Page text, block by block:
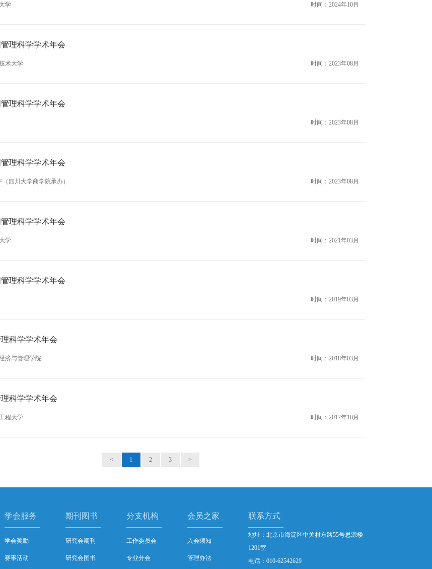
学 时间：2024年10月
理科学学术年会
术大学 时间：2023年08月
理科学学术年会
时间：2023年08月
理科学学术年会
四川大学商学院承办） 时间：2023年08月
理科学学术年会
学 时间：2021年03月
理科学学术年会
时间：2019年03月
科学学术年会
济与管理学院 时间：2018年03月
科学学术年会
程大学 时间：2017年10月
< 1 2 3 >
学会服务
学会奖励
赛事活动
期刊图书
研究会期刊
研究会图书
分支机构
工作委员会
专业分会
会员之家
入会须知
管理办法
联系方式
地址：北京市海淀区中关村东路55号思源楼
1201室
电话：010-62542629